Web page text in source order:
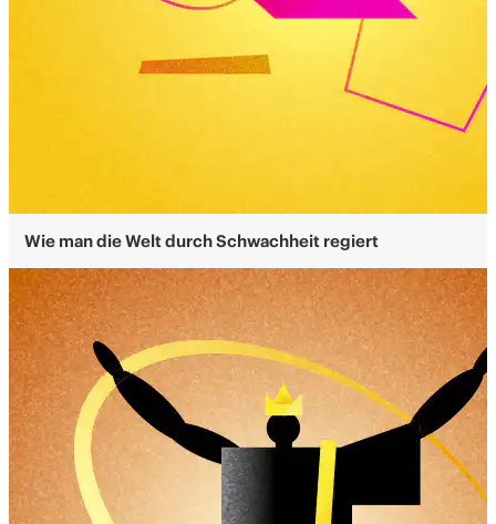
Wie man die Welt durch Schwachheit regiert